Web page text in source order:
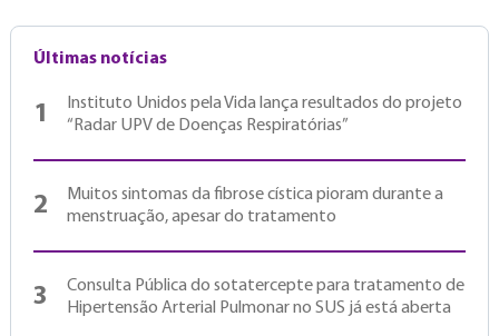
Últimas notícias
1
Instituto Unidos pela Vida lança resultados do projeto
“Radar UPV de Doenças Respiratórias”
2
Muitos sintomas da fibrose cística pioram durante a
menstruação, apesar do tratamento
3
Consulta Pública do sotatercepte para tratamento de
Hipertensão Arterial Pulmonar no SUS já está aberta